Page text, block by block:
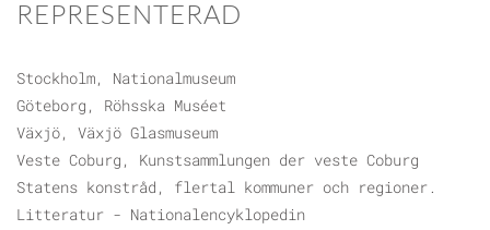
REPRESENTERAD
Stockholm, Nationalmuseum
Göteborg, Röhsska Muséet
Växjö, Växjö Glasmuseum
Veste Coburg, Kunstsammlungen der veste Coburg
Statens konstråd, flertal kommuner och regioner.
Litteratur - Nationalencyklopedin